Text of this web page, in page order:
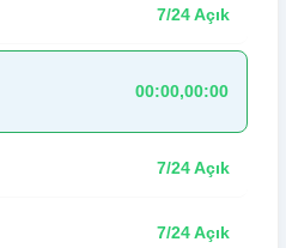
7/24 Açık
00:00,00:00
7/24 Açık
7/24 Açık